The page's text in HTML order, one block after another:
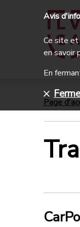
Page
Avis
Ce site
en savoir
En